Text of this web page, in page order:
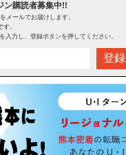
ン購読者募集中!!
メールでお届けします。
。
入力し、登録ボタンを押してください。
登録